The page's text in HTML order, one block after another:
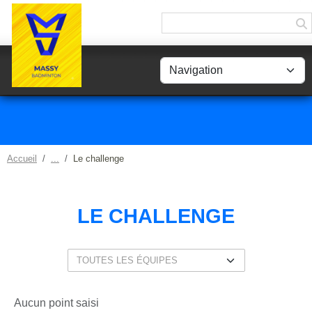
Accueil Le challenge
LE CHALLENGE
Aucun point saisi
Panneau de gestion des cookies